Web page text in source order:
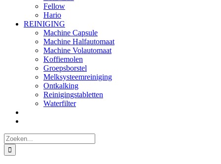
Fellow
Hario
REINIGING
Machine Capsule
Machine Halfautomaat
Machine Volautomaat
Koffiemolen
Groepsborstel
Melksysteemreiniging
Ontkalking
Reinigingstabletten
Waterfilter
Zoeken
naar: